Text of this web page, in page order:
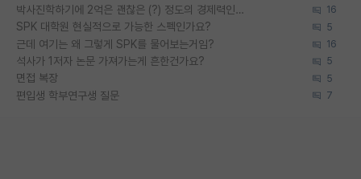
박사진학하기에 2억은 괜찮은 (?) 정도의 경제력인가요 16
SPK 대학원 현실적으로 가능한 스펙인가요? 5
근데 여기는 왜 그렇게 SPK를 물어보는거임? 16
석사가 1저자 논문 가져가는게 흔한건가요? 5
면접 복장 5
편입생 학부연구생 질문 7